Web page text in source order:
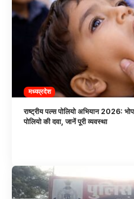
मध्यप्रदेश
राष्ट्रीय पल्स पोलियो अभियान 2026:
पोलियो की दवा, जानें पूरी व्यवस्था